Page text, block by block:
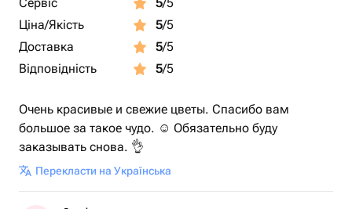
Ціна/Якість
5/5
Доставка
5/5
Відповідність
5/5
Очень красивые и свежие цветы. Спасибо вам
большое за такое чудо. ☺️ Обязательно буду
заказывать снова. 👌
Перекласти на Українська